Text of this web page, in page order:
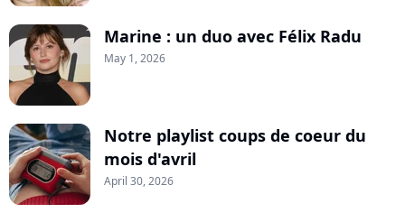
Marine : un duo avec Félix Radu
May 1, 2026
Notre playlist coups de coeur du
mois d'avril
April 30, 2026